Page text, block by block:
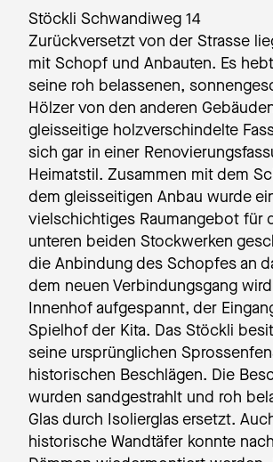
Stöckli Schwandiweg 14
Zurückversetzt von der Strasse
mit Schopf und Anbauten. Es
seine roh belassenen,
Hölzer von den anderen
gleisseitige holzverschindelte
sich gar in einer
Heimatstil. Zusammen mit dem
dem gleisseitigen Anbau wurde
vielschichtiges Raumangebot für
unteren beiden Stockwerken
die Anbindung des Schopfes an
dem neuen Verbindungsgang
Innenhof aufgespannt, der
Spielhof der Kita. Das Stöckli
seine ursprünglichen
historischen Beschlägen. Die
wurden sandgestrahlt und roh
Glas durch Isolierglas ersetzt.
historische Wandtäfer konnte